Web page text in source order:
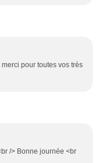
pour toutes vos très
/> Bonne journée <br